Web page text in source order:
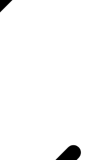
신문공고 #진안신문
신문공고 #부안신문
#고흥신문공고 #완도
#장흥신문공고 #영암
#함평신문공고 #신안
#경상북도신문공고 #
고 #칠곡신문공고 #
공고 #경주신문공고 #